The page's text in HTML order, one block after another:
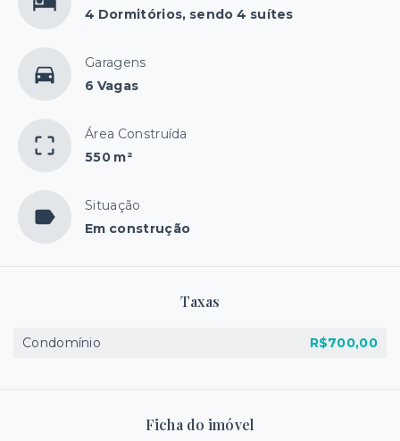
4 Dormitórios, sendo 4 suítes
Garagens
6 Vagas
Área Construída
550 m²
Situação
Em construção
Taxas
Condomínio R$700,00
Ficha do imóvel